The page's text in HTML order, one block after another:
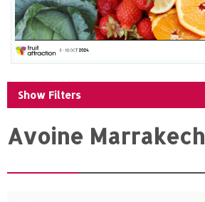
Show Filters
Avoine Marrakech